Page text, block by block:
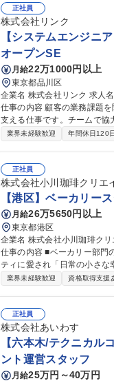
年間休日124日/基本定時退社
正社員
株式会社リンク
【システムエンジニ
オープンSE
月給22万1000円以上
東京都品川区
企業名 株式会社リンク 求人名 【システムエンジニア】2027年4月入社（新卒・第二新卒・文系・未経験者歓迎）
仕事の内容 顧客の業務課題
支える仕事です。チームで協力し未経験
Webシステムの設計・開発
業界未経験歓迎 年間休日120
正社員
株式会社小川珈琲クリエ
【港区】ベーカリー
月給26万5650円以上
東京都港区
企業名 株式会社小川珈琲クリエイツ 求人名 【港区】ベーカリースタッフ◇高輪ゲートウ
仕事の内容 ■ベーカリー部門
ティに愛され「日常の小さな幸せ」を提
仕込み・分割・成形・焼成
ト ●品質・衛生管理：食材
守 ●在庫・補充業務：原材料や包材の在庫確認と整理 募集職
駅直結の商業施設
業界未経験歓迎 資格取得支援
正社員
株式会社あいわす
【六本木/テクニカル
ント運営スタッフ
月給25万円～40万円